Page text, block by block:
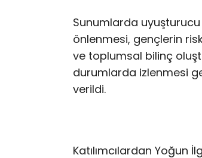
Sunumlarda
önlenmesi, gençlerin
ve toplumsal bilinç
durumlarda izlenmesi
verildi.
Katılımcılardan Yoğun